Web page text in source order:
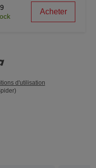
Acheter
d'utilisation